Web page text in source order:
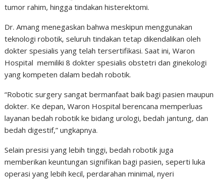
tumor rahim, hingga tindakan histerektomi.
Dr. Amang menegaskan bahwa meskipun menggunakan
teknologi robotik, seluruh tindakan tetap dikendalikan oleh
dokter spesialis yang telah tersertifikasi. Saat ini, Waron
Hospital memiliki 8 dokter spesialis obstetri dan ginekologi
yang kompeten dalam bedah robotik.
“Robotic surgery sangat bermanfaat baik bagi pasien maupun
dokter. Ke depan, Waron Hospital berencana memperluas
layanan bedah robotik ke bidang urologi, bedah jantung, dan
bedah digestif,” ungkapnya.
Selain presisi yang lebih tinggi, bedah robotik juga
memberikan keuntungan signifikan bagi pasien, seperti luka
operasi yang lebih kecil, perdarahan minimal, nyeri